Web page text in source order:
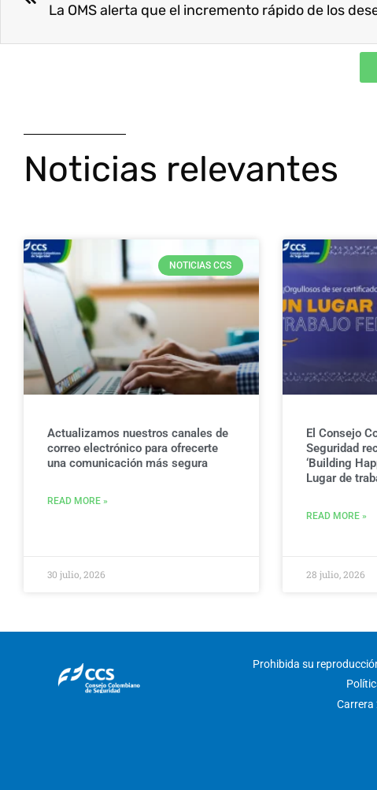
Noticias relevantes
NOTICIAS CCS
Actualizamos nuestros canales de
correo electrónico para ofrecerte
una comunicación más segura
READ MORE »
30 julio, 2026
El Consejo
Seguridad
‘Building
Lugar de
READ MORE »
28 julio, 2026
Prohibida su
Carrera